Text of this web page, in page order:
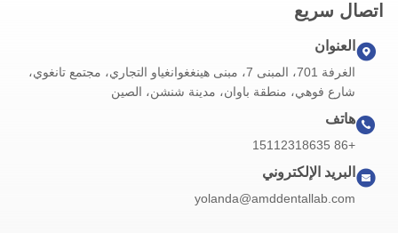
اتصال سريع
العنوان
الغرفة 701، المبنى 7، مبنى هينغغوانغياو التجاري، مجتمع تانغوي،
شارع فوهي، منطقة باوان، مدينة شنشن، الصين
هاتف
+86 15112318635
البريد الإلكتروني
yolanda@amddentallab.com